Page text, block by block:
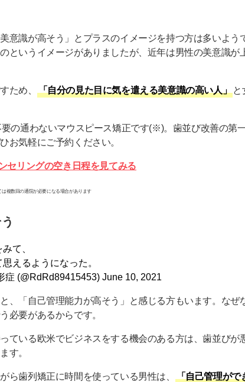
意識が高そう」とプラスのイメージを持つ方は多いよう
というイメージがありましたが、近年は男性の美意識が
ため、 「自分の見た目に気を遣える美意識の高い人」
と
の通わないマウスピース矯正です(※)。歯並び改善の第
お気軽にご予約ください。
セリングの空き日程を見てみる
複数回の通院が必要になる場合があります
て、
えるようになった。
(@RdRd89415453) June 10, 2021
、「自己管理能力が高そう」と感じる方もいます。なぜ
必要があるからです。
ている欧米でビジネスをする機会のある方は、歯並びが
す。
ら歯列矯正に時間を使っている男性は、 「自己管理がで